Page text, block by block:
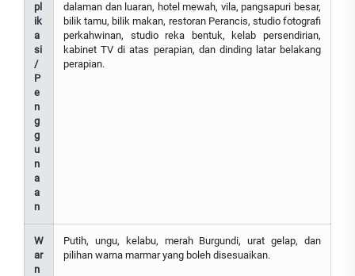
pl
ik
a
si
/
P
e
n
g
g
u
n
a
a
n
dalaman dan luaran, hotel mewah, vila, pangsapuri besar,
bilik tamu, bilik makan, restoran Perancis, studio fotografi
perkahwinan, studio reka bentuk, kelab persendirian,
kabinet TV di atas perapian, dan dinding latar belakang
perapian.
W
ar
n
Putih, ungu, kelabu, merah Burgundi, urat gelap, dan
pilihan warna marmar yang boleh disesuaikan.